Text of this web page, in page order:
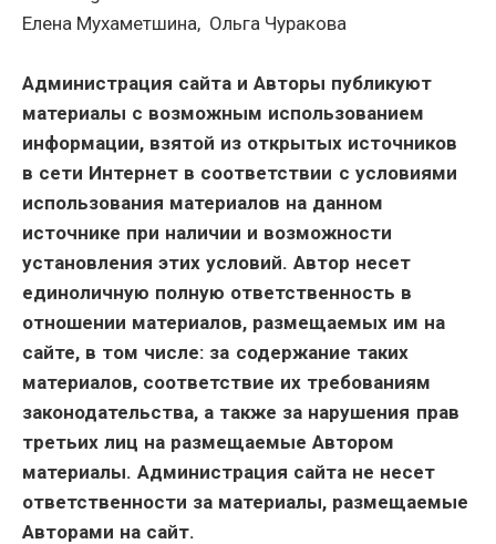
Елена Мухаметшина, Ольга Чуракова
Администрация сайта и Авторы публикуют
материалы с возможным использованием
информации, взятой из открытых источников
в сети Интернет в соответствии с условиями
использования материалов на данном
источнике при наличии и возможности
установления этих условий. Автор несет
единоличную полную ответственность в
отношении материалов, размещаемых им на
сайте, в том числе: за содержание таких
материалов, соответствие их требованиям
законодательства, а также за нарушения прав
третьих лиц на размещаемые Автором
материалы. Администрация сайта не несет
ответственности за материалы, размещаемые
Авторами на сайт.